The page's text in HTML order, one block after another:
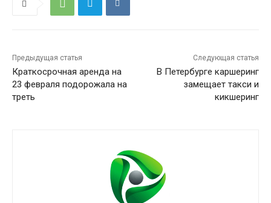
Предыдущая статья
Краткосрочная аренда на
23 февраля подорожала на
треть
Следующая статья
В Петербурге каршеринг
замещает такси и
кикшеринг